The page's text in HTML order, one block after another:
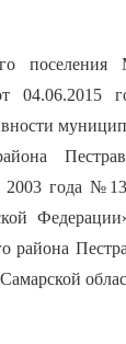
поселения
от
2003 года
района